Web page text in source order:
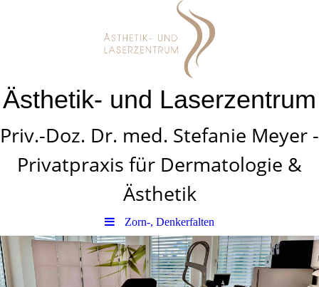
Ästhetik- und Laserzentrum
Priv.-Doz. Dr. med. Stefanie Meyer -
Privatpraxis für Dermatologie &
Ästhetik
Zorn-, Denkerfalten